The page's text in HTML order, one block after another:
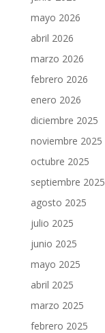
mayo 2026
abril 2026
marzo 2026
febrero 2026
enero 2026
diciembre 2025
noviembre 2025
octubre 2025
septiembre 2025
agosto 2025
julio 2025
junio 2025
mayo 2025
abril 2025
marzo 2025
febrero 2025